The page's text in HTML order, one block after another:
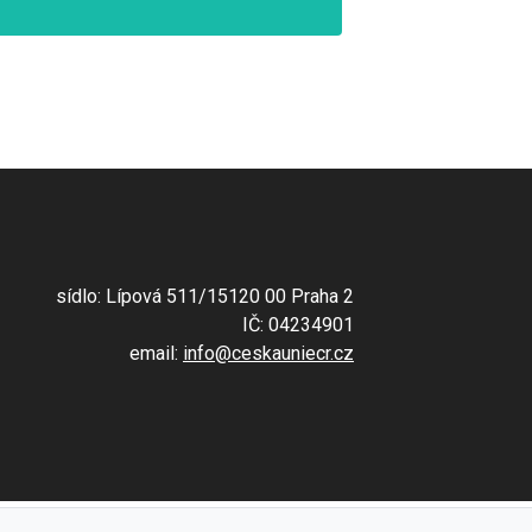
sídlo: Lípová 511/15120 00 Praha 2
IČ: 04234901
email: info@ceskauniecr.cz